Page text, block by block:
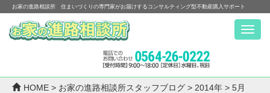
お家の進路相談所 住まいづくりの専門家がお届けするコンサルティング型不動産購入サポート
Menu
HOME > お家の進路相談所スタッフブログ > 2014年 > 5月